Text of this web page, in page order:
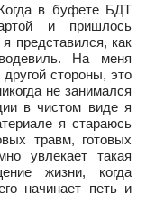
в буфете БДТ
и пришлось
представился, как
На меня
стороны, это
не занимался
в чистом виде я
я стараюсь
травм, готовых
увлекает такая
жизни, когда
начинает петь и